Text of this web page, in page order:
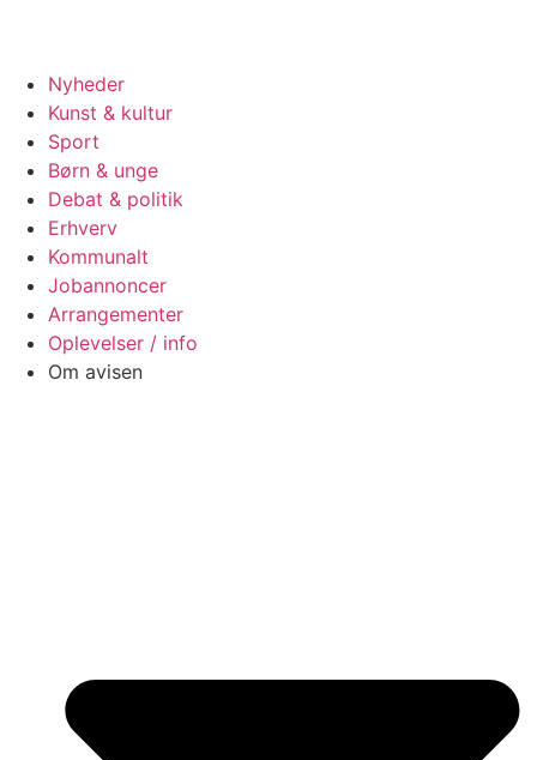
Nyheder
Kunst & kultur
Sport
Børn & unge
Debat & politik
Erhverv
Kommunalt
Jobannoncer
Arrangementer
Oplevelser / info
Om avisen